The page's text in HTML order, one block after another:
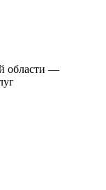
области —